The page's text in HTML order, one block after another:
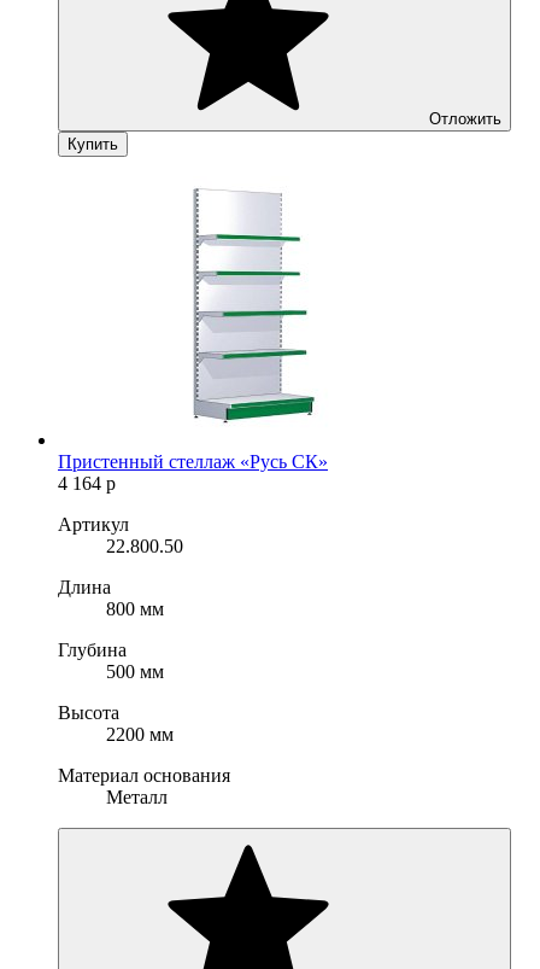
Отложить
Купить
Пристенный стеллаж «Русь СК»
4 164 р
Артикул
22.800.50
Длина
800 мм
Глубина
500 мм
Высота
2200 мм
Материал основания
Металл